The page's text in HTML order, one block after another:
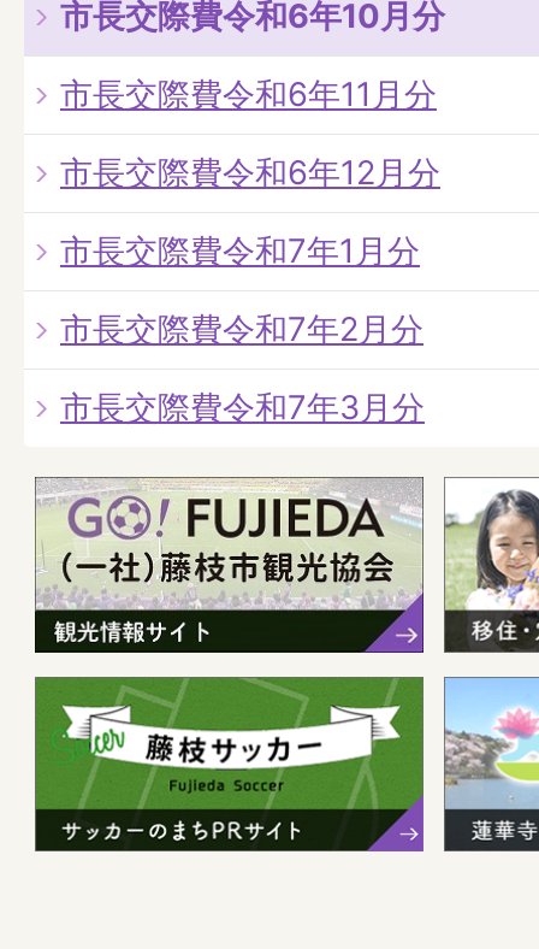
市長交際費令和6年10月分
市長交際費令和6年11月分
市長交際費令和6年12月分
市長交際費令和7年1月分
市長交際費令和7年2月分
市長交際費令和7年3月分